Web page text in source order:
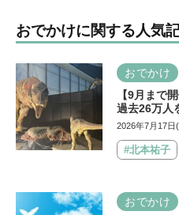
おでかけに関する人気
おでかけ
【9月まで
過去26万人
活！ 夏休み
2026年7月17日
#北本祐子
おでかけ